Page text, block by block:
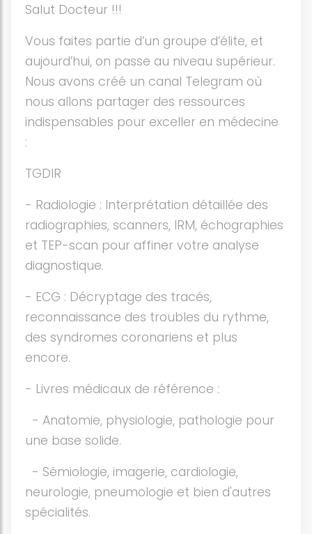
Salut Docteur !!!
Vous faites partie d’un groupe d’élite, et
aujourd’hui, on passe au niveau supérieur.
Nous avons créé un canal Telegram où
nous allons partager des ressources
indispensables pour exceller en médecine
:
TGDIR
- Radiologie : Interprétation détaillée des
radiographies, scanners, IRM, échographies
et TEP-scan pour affiner votre analyse
diagnostique.
- ECG : Décryptage des tracés,
reconnaissance des troubles du rythme,
des syndromes coronariens et plus
encore.
- Livres médicaux de référence :
- Anatomie, physiologie, pathologie pour
une base solide.
- Sémiologie, imagerie, cardiologie,
neurologie, pneumologie et bien d'autres
spécialités.